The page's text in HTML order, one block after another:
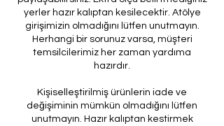
yerler hazır kalıptan kesilecektir. Atölye
girişimizin olmadığını lütfen unutmayın.
Herhangi bir sorunuz varsa, müşteri
temsilcilerimiz her zaman yardıma
hazırdır.
Kişiselleştirilmiş ürünlerin iade ve
değişiminin mümkün olmadığını lütfen
unutmayın. Hazır kalıptan kestirmek